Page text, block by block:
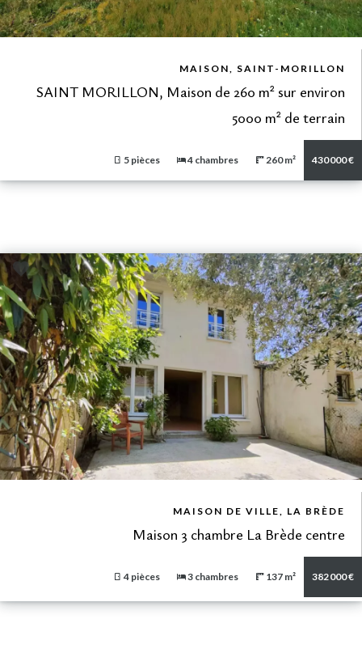
MAISON, SAINT-MORILLON
SAINT MORILLON, Maison de 260 m² sur environ
5000 m² de terrain
5 pièces 4 chambres 260 m² 430 000 €
MAISON DE VILLE, LA BRÈDE
Maison 3 chambre La Brède centre
4 pièces 3 chambres 137 m² 382 000 €